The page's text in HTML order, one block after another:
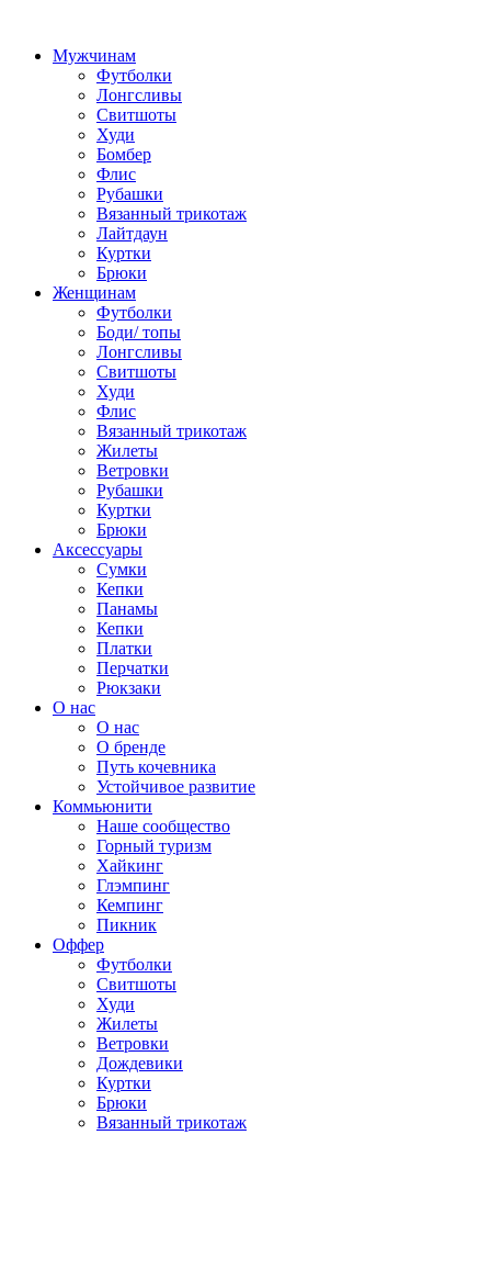
Мужчинам
Футболки
Лонгсливы
Свитшоты
Худи
Бомбер
Флис
Рубашки
Вязанный трикотаж
Лайтдаун
Куртки
Брюки
Женщинам
Футболки
Боди/ топы
Лонгсливы
Свитшоты
Худи
Флис
Вязанный трикотаж
Жилеты
Ветровки
Рубашки
Куртки
Брюки
Аксессуары
Сумки
Кепки
Панамы
Кепки
Платки
Перчатки
Рюкзаки
О нас
О нас
О бренде
Путь кочевника
Устойчивое развитие
Коммьюнити
Наше сообщество
Горный туризм
Хайкинг
Глэмпинг
Кемпинг
Пикник
Оффер
Футболки
Свитшоты
Худи
Жилеты
Ветровки
Дождевики
Куртки
Брюки
Вязанный трикотаж